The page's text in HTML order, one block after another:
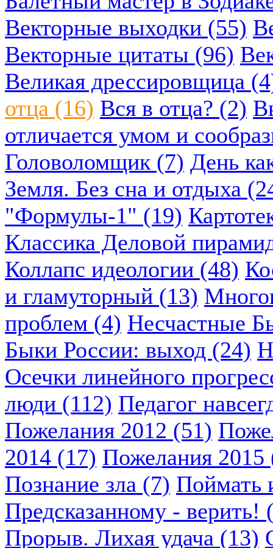
Векторные выходки (55)
Векторные цитаты (96)
Великая дрессировщица
отца (16) Вся в отца? (2)
отличается умом и
Головоломщик (7) День
Земля. Без сна и отдыха
"Формулы-1" (19)
Классика Деловой
Коллапс идеологии (48)
и гламуторный (13)
проблем (4) Несчастные
Быки России: выход (24)
Осечки линейного
люди (112) Педагог
Пожелания 2012 (51)
2014 (17) Пожелания 2015
Познание зла (7) Поймать
Предсказанному - верить!
Прорыв. Лихая удача (13)